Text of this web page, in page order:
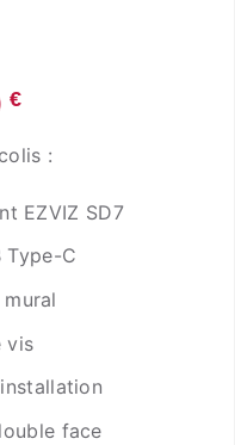
€
:
EZVIZ SD7
Type-C
vis
face